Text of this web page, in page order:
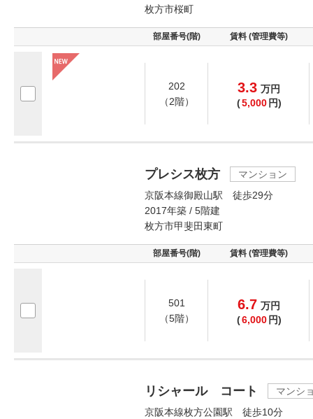
枚方市桜町
部屋番号(階) 賃料 (管理費等)
202
（2階）
3.3 万円
(5,000 円)
プレシス枚方
マンション
京阪本線御殿山駅 徒歩29分
2017年築 / 5階建
枚方市甲斐田東町
部屋番号(階) 賃料 (管理費等)
501
（5階）
6.7 万円
(6,000 円)
リシャール コート
マンシ
京阪本線枚方公園駅 徒歩10分